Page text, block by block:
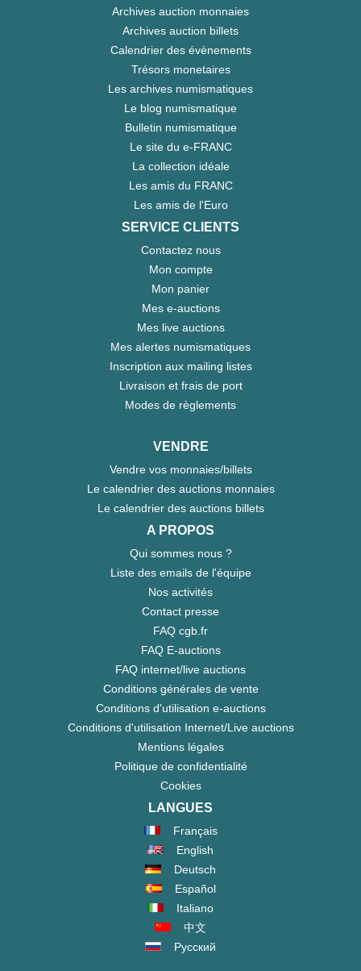
Archives auction monnaies
Archives auction billets
Calendrier des évènements
Trésors monetaires
Les archives numismatiques
Le blog numismatique
Bulletin numismatique
Le site du e-FRANC
La collection idéale
Les amis du FRANC
Les amis de l'Euro
SERVICE CLIENTS
Contactez nous
Mon compte
Mon panier
Mes e-auctions
Mes live auctions
Mes alertes numismatiques
Inscription aux mailing listes
Livraison et frais de port
Modes de règlements
VENDRE
Vendre vos monnaies/billets
Le calendrier des auctions monnaies
Le calendrier des auctions billets
A PROPOS
Qui sommes nous ?
Liste des emails de l'équipe
Nos activités
Contact presse
FAQ cgb.fr
FAQ E-auctions
FAQ internet/live auctions
Conditions générales de vente
Conditions d'utilisation e-auctions
Conditions d'utilisation Internet/Live auctions
Mentions légales
Politique de confidentialité
Cookies
LANGUES
Français
English
Deutsch
Español
Italiano
中文
Русский